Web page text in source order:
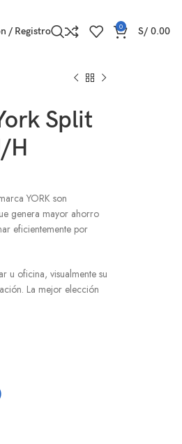
/ Registro 0 S/ 0.00
Split
H
YORK son
genera mayor ahorro
eficientemente por
u oficina, visualmente su
La mejor elección